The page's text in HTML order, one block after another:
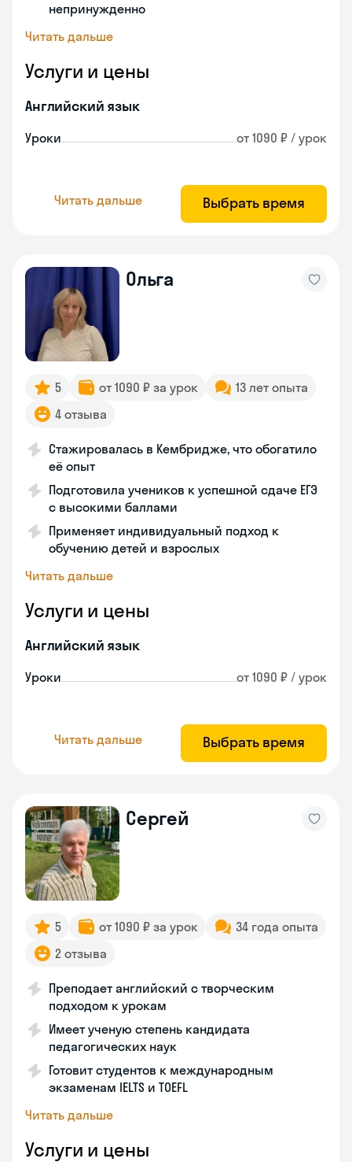
непринужденно
Читать дальше
Услуги и цены
Английский язык
Уроки от 1090 ₽ / урок
Читать дальше Выбрать время
Ольга
5 от 1090 ₽ за урок
13 лет опыта
4 отзыва
Стажировалась в Кембридже, что обогатило
её опыт
Подготовила учеников к успешной сдаче ЕГЭ
с высокими баллами
Применяет индивидуальный подход к
обучению детей и взрослых
Читать дальше
Услуги и цены
Английский язык
Уроки от 1090 ₽ / урок
Читать дальше Выбрать время
Сергей
5 от 1090 ₽ за урок
34 года опыта
2 отзыва
Преподает английский с творческим
подходом к урокам
Имеет ученую степень кандидата
педагогических наук
Готовит студентов к международным
экзаменам IELTS и TOEFL
Читать дальше
Услуги и цены